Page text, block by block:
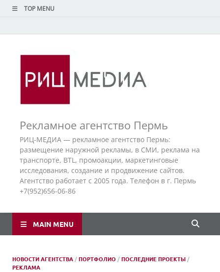
TOP MENU
Рекламное агентство Пермь
РИЦ-МЕДИА — рекламное агентство Пермь:
размещение наружной рекламы, в СМИ, реклама на
транспорте, BTL, промоакции, маркетинговые
исследования, создание и продвижение сайтов.
Агентство работает с 2005 года. Телефон в г. Пермь
+7(952)656-06-86
MAIN MENU
НОВОСТИ АГЕНТСТВА /ПОРТФОЛИО /ПОСЛЕДНИЕ ПРОЕКТЫ /
РЕКЛАМА